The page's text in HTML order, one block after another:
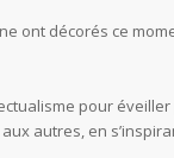
ont décorés ce
pour
autres, en